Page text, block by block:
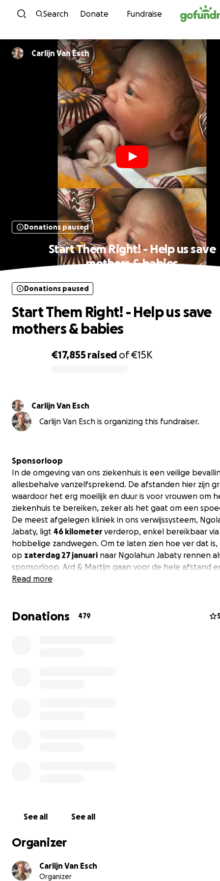
Skip to content
Search Donate Fundraise
Carlijn Van Esch
Donations paused
Start Them Right! - Help us save
mothers & babies
€17,855 raised of€15K
Donations paused
Start Them Right! - Help us save
mothers & babies
Carlijn Van Esch
Carlijn Van Esch is organizing this fundraiser.
Sponsorloop
In de omgeving van ons ziekenhuis is een veilige
allesbehalve vanzelfsprekend. De afstanden hier zijn
waardoor het erg moeilijk en duur is voor vrouwen om
ziekenhuis te bereiken, zeker als het gaat om een
De meest afgelegen kliniek in ons verwijssysteem,
Jabaty, ligt 46 kilometer verderop, enkel bereikbaar
hobbelige zandwegen. Om te laten zien hoe ver dat is,
op zaterdag 27 januari naar Ngolahun Jabaty rennen
sponsorloop. Ard & Martijn gaan voor de hele afstand
ziekenhuismedewerkers rennen zo ver mogelijk mee!
Instagram&Facebook
Read more
Donations 479
See all See all
Organizer
Carlijn Van Esch
Organizer